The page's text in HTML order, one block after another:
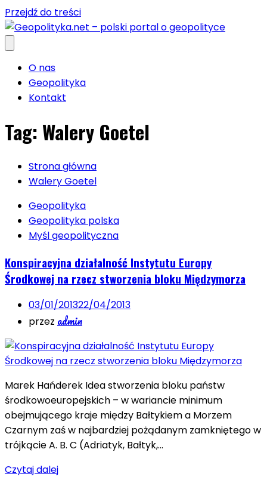
Przejdź do treści
O nas
Geopolityka
Kontakt
Tag: Walery Goetel
Strona główna
Walery Goetel
Geopolityka
Geopolityka polska
Myśl geopolityczna
Konspiracyjna działalność Instytutu Europy
Środkowej na rzecz stworzenia bloku Międzymorza
03/01/201322/04/2013
przez admin
Marek Hańderek Idea stworzenia bloku państw
środkowoeuropejskich – w wariancie minimum
obejmującego kraje między Bałtykiem a Morzem
Czarnym zaś w najbardziej pożądanym zamkniętego w
trójkącie A. B. C (Adriatyk, Bałtyk,…
Czytaj dalej